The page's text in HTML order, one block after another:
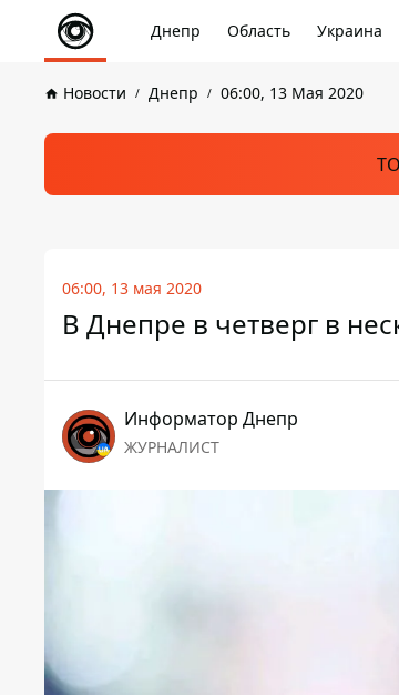
Днепр Область Украина
Новости Днепр 06:00, 13 Мая 2020
06:00, 13 мая 2020
В Днепре в четверг в
Информатор Днепр
ЖУРНАЛИСТ